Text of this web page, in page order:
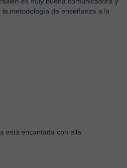
metodología de enseñanza a la
está encantada con ella.